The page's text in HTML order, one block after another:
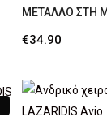
ΜΕΤΑΛΛΟ ΣΤΗ
€34.90